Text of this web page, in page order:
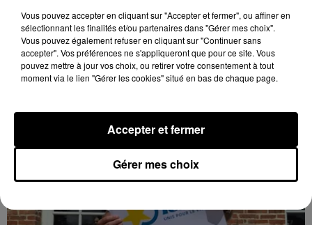
LE GRAND FORMAT Voir plus
Vous pouvez accepter en cliquant sur "Accepter et fermer", ou affiner en
sélectionnant les finalités et/ou partenaires dans "Gérer mes choix".
Vous pouvez également refuser en cliquant sur "Continuer sans
accepter". Vos préférences ne s'appliqueront que pour ce site. Vous
pouvez mettre à jour vos choix, ou retirer votre consentement à tout
moment via le lien "Gérer les cookies" situé en bas de chaque page.
Gérer mes choix
Accepter et fermer